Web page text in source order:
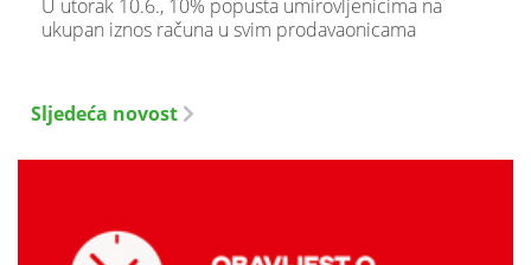
U utorak 10.6., 10% popusta umirovljenicima na
ukupan iznos računa u svim prodavaonicama
Sljedeća novost